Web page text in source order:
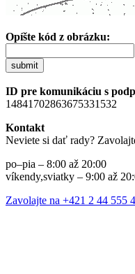
Opíšte kód z obrázku:
submit
ID pre komunikáciu s
14841702863675331532
Kontakt
Neviete si dať rady?
po–pia – 8:00 až 20:00
víkendy,sviatky – 9:00 až
Zavolajte na +421 2 44 555